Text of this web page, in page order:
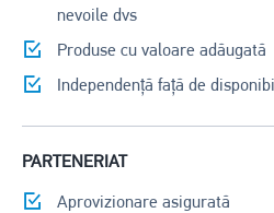
nevoile dvs
Produse cu valoare adăugată
Independență față de
PARTENERIAT
Aprovizionare asigurată